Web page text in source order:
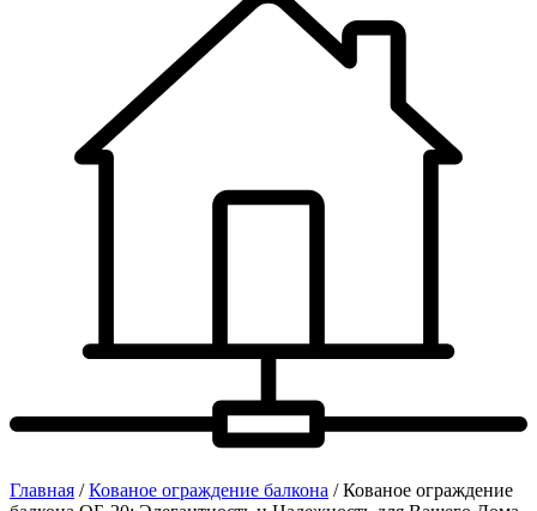
Главная /Кованое ограждение балкона / Кованое ограждение